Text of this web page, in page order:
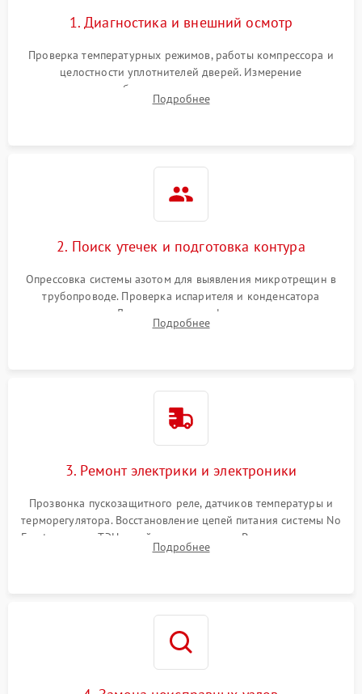
работе
2000 ₽ Подробнее →
1000 ₽
1800 ₽
1. Диагностика и внешний осмотр
Проверка температурных режимов, работы компрессора и
целостности уплотнителей дверей. Измерение
сопротивления обмоток мотора, проверка термостата и
считывание кодов ошибок с электронного дисплея.
Подробнее
2. Поиск утечек и подготовка контура
Опрессовка системы азотом для выявления микротрещин в
трубопроводе. Проверка испарителя и конденсатора
течеискателем. Демонтаж старого фильтра-осушителя и
продувка капиллярной трубки для устранения засоров.
Подробнее
3. Ремонт электрики и электроники
Прозвонка пускозащитного реле, датчиков температуры и
терморегулятора. Восстановление цепей питания системы No
Frost, включая ТЭН оттайки и вентилятор. Ремонт или замена
платы управления при сбоях алгоритмов.
Подробнее